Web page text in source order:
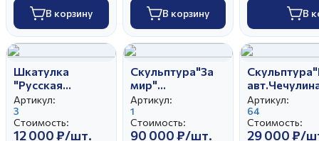
В корзину В корзину В
Шкатулка
"Русская
красавица"
авт.Чечулина
Г.Д.
Артикул:
3
Стоимость:
12 000 ₽/шт.
Скульптура"За
мир"
авт.Чечулина Г.Д
Артикул:
1
Стоимость:
90 000 ₽/шт.
Артикул:
64
Стоимость:
29 000 ₽/